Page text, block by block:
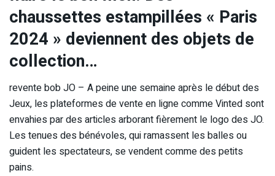
chaussettes estampillées « Paris
2024 » deviennent des objets de
collection…
revente bob JO – A peine une semaine après le début des
Jeux, les plateformes de vente en ligne comme Vinted sont
envahies par des articles arborant fièrement le logo des JO.
Les tenues des bénévoles, qui ramassent les balles ou
guident les spectateurs, se vendent comme des petits
pains.